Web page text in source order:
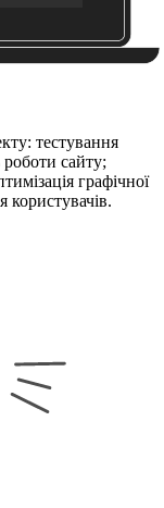
тестування
сайту;
графічної
користувачів.